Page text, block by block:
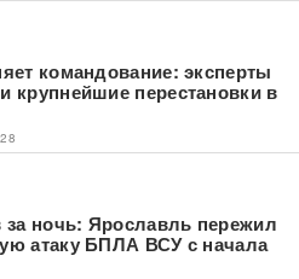
командование: эксперты
крупнейшие перестановки в
за ночь: Ярославль пережил
атаку БПЛА ВСУ с начала